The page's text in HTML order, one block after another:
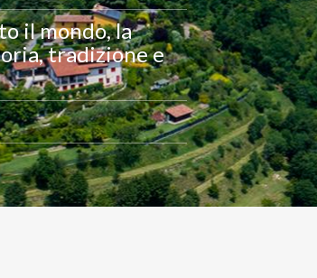
il mondo, la
tradizione e